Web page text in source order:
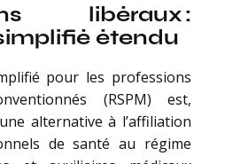
libéraux :
étendu
pour les professions
(RSPM) est,
alternative à l’affiliation
de santé au régime